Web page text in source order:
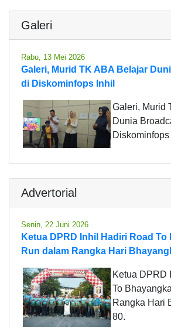
Galeri
Rabu, 13 Mei 2026
Galeri, Murid TK ABA Belajar
di Diskominfops Inhil
Galeri, Murid
Dunia
Diskominfops
Advertorial
Senin, 22 Juni 2026
Ketua DPRD Inhil Hadiri Road
Run dalam Rangka Hari
Ketua DPRD
To
Rangka Hari
80.